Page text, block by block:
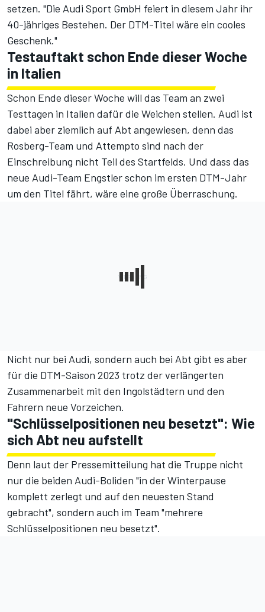
setzen. "Die Audi Sport GmbH feiert in diesem Jahr ihr
40-jähriges Bestehen. Der DTM-Titel wäre ein cooles
Geschenk."
Testauftakt schon Ende dieser Woche
in Italien
Schon Ende dieser Woche will das Team an zwei
Testtagen in Italien dafür die Weichen stellen. Audi ist
dabei aber ziemlich auf Abt angewiesen, denn das
Rosberg-Team und Attempto sind nach der
Einschreibung nicht Teil des Startfelds. Und dass das
neue Audi-Team Engstler schon im ersten DTM-Jahr
um den Titel fährt, wäre eine große Überraschung.
Nicht nur bei Audi, sondern auch bei Abt gibt es aber
für die DTM-Saison 2023 trotz der verlängerten
Zusammenarbeit mit den Ingolstädtern und den
Fahrern neue Vorzeichen.
"Schlüsselpositionen neu besetzt": Wie
sich Abt neu aufstellt
Denn laut der Pressemitteilung hat die Truppe nicht
nur die beiden Audi-Boliden "in der Winterpause
komplett zerlegt und auf den neuesten Stand
gebracht", sondern auch im Team "mehrere
Schlüsselpositionen neu besetzt".